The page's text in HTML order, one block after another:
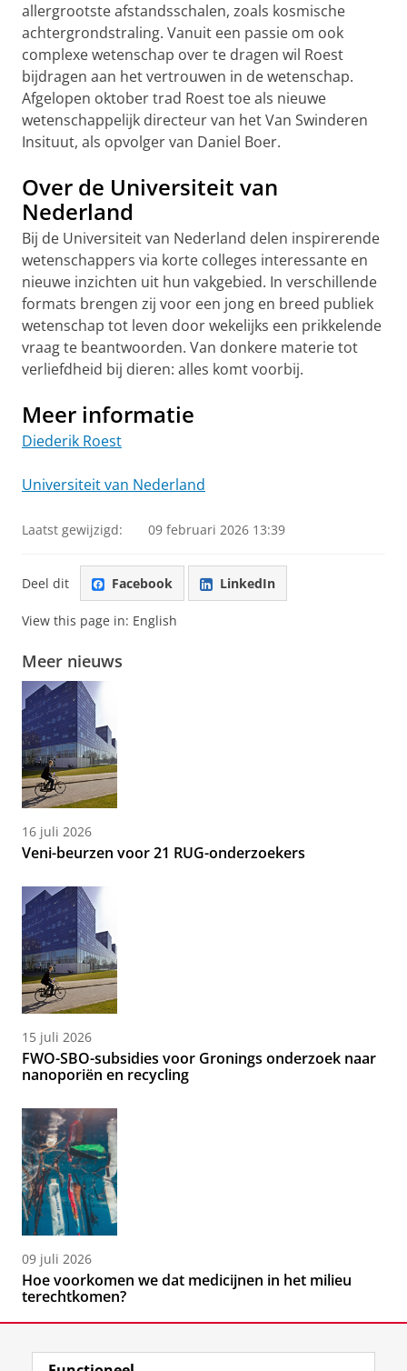
allergrootste afstandsschalen, zoals kosmische
achtergrondstraling. Vanuit een passie om ook
complexe wetenschap over te dragen wil Roest
bijdragen aan het vertrouwen in de wetenschap.
Afgelopen oktober trad Roest toe als nieuwe
wetenschappelijk directeur van het Van Swinderen
Insituut, als opvolger van Daniel Boer.
Over de Universiteit van
Nederland
Bij de Universiteit van Nederland delen inspirerende
wetenschappers via korte colleges interessante en
nieuwe inzichten uit hun vakgebied. In verschillende
formats brengen zij voor een jong en breed publiek
wetenschap tot leven door wekelijks een prikkelende
vraag te beantwoorden. Van donkere materie tot
verliefdheid bij dieren: alles komt voorbij.
Meer informatie
Diederik Roest
Universiteit van Nederland
Laatst gewijzigd: 09 februari 2026 13:39
Deel dit Facebook LinkedIn
View this page in: English
Meer nieuws
16 juli 2026
Veni-beurzen voor 21 RUG-onderzoekers
15 juli 2026
FWO-SBO-subsidies voor Gronings onderzoek naar
nanoporiën en recycling
09 juli 2026
Hoe voorkomen we dat medicijnen in het milieu
terechtkomen?